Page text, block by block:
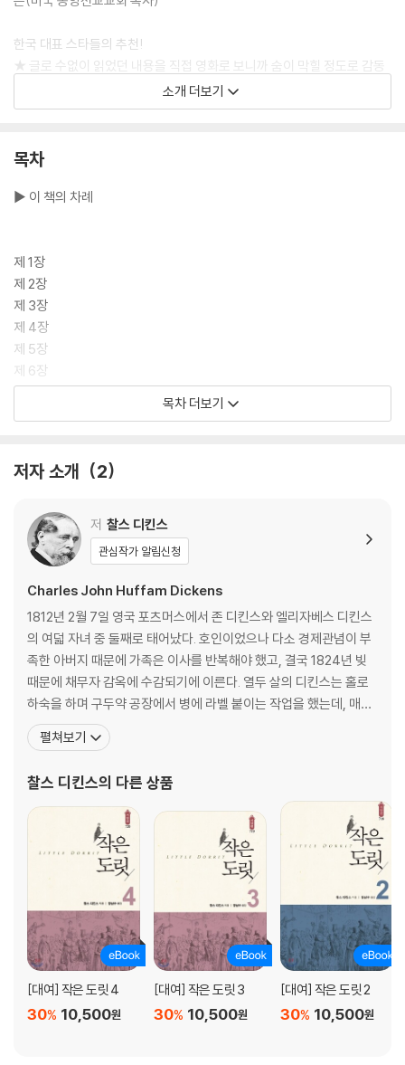
한국 대표 스타들의 추천!
★ 글로 수없이 읽었던 내용을 직접 영화로 보니까 숨이 막힐 정도로 감동
적이었다. 정말 많은 분들이 보고 생각할 수 있는 기회가 되면 좋겠다. _박
진영(작곡가 겸 가수)
다. 멋진 영화였다. _정겨운(배우)
시간이었다. 모든 크리스천들이 반드시 봐야 할 영화고, 함께 보고 싶은 사
영화 개봉에 맞춰 찰스 디킨스의 《선 오브 갓, 예수-예수의 생애》를 더클
래식 세계문학 컬렉션에서 출간한다. 찰스 디킨스의 작품은 부모들이 자녀
들에게 이야기하듯 만들어진 작품으로 예수님의 생애를 이해하기 쉽게 씌
어 있다. 한국 기독교 종교계에서도 극찬을 받은 영화〈선 오브 갓〉의 내용
은 찰스 디킨스가 1846~1849년 사이 자신의 자녀들에게 물려주려고 쓴
《선 오브 갓, 예수-예수의 생애》와 비슷하다. 찰스 디킨스는 자신의 아이
들이 예수님의 삶과 가르침을 알고 받아들여 이웃을 용서하고 사랑하며 배
려할 줄 아는 사람으로 성장하기를 바라는 마음에서 집필했기에 찰스 디킨
었다.
예수가 남긴 기적 같은 행적과 가르침
찰스 디킨스가 창조한 단 하나뿐인 성경!
《선 오브 갓, 예수-예수의 생애》는 셰익스피어와 함께 영국의 대표적인 문
학가로 인정받은 대문호 찰스 디킨스가 자신의 자녀들에게 예수님의 생애
와 교훈을 가르쳐주기 위하여 쓴 것이다. 찰스 디킨스는 자녀들에게 인생
에 있어서 모델로 삼아야 할 분으로 예수님을 선택했고 그의 생애를 아주
쉽게 풀어나가면서 신약성경의 내용을 근거로 하여 예수님 생애를 어린아
이들도 쉽게 이해하고 읽을 수 있게 했다.
더클래식 세계문학 컬렉션 71권 《선 오브 갓, 예수-예수의 생애》에는 찰
스 디킨스가 신약성경에서 나오는 예수님의 행적을 11장으로 구성해 예수
님의 탄생과 어린 시절, 열두 제자들과 행한 가르침과 행적들을 아이들도
예수님의 행실을 본받기 위해 성경을 새롭게 쓴 작품, 《선 오브 갓, 예수-
예수의 생애》을 만나 보자.
소개 더보기
목차
▶ 이 책의 차례
제 1장
제 2장
제 3장
제 4장
제 5장
제 6장
제 7장
제 11장
작품 해설
작가 연보
목차 더보기
저자 소개 2
저 찰스 디킨스
관심작가 알림신청
Charles John Huffam Dickens
1812년 2월 7일 영국 포츠머스에서 존 디킨스와 엘리자베스 디킨스
의 여덟 자녀 중 둘째로 태어났다. 호인이었으나 다소 경제관념이 부
족한 아버지 때문에 가족은 이사를 반복해야 했고, 결국 1824년 빚
때문에 채무자 감옥에 수감되기에 이른다. 열두 살의 디킨스는 홀로
하숙을 하며 구두약 공장에서 병에 라벨 붙이는 작업을 했는데, 매일
10시간씩 일하며 주당 6실링을 받았던 이때의 혹독한 경험은 후일
여러 작품의 토대가 되었다. 집안 형편으로 결국 학교를 그만두고 속
33년 『먼슬리 매거진』에 첫 단편 「
펼쳐보기
찰스 디킨스의 다른 상품
[대여] 작은 도릿 4
10,500원
30%
[대여] 작은 도릿 3
10,500원
30%
[대여] 작은 도릿 2
10,500원
30%